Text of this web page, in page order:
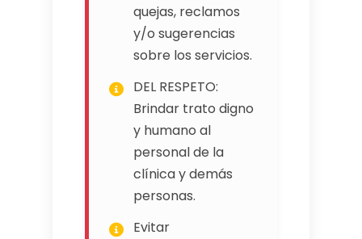
quejas, reclamos
y/o sugerencias
sobre los servicios.
DEL RESPETO:
Brindar trato digno
y humano al
personal de la
clínica y demás
personas.
Evitar